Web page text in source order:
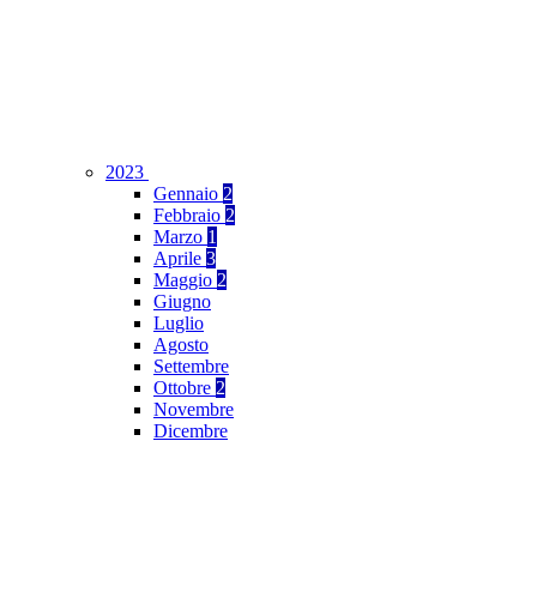
2023
Gennaio 2
Febbraio 2
Marzo 1
Aprile 3
Maggio 2
Giugno
Luglio
Agosto
Settembre
Ottobre 2
Novembre
Dicembre